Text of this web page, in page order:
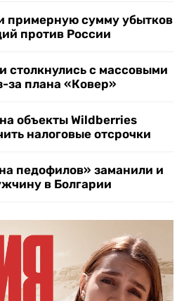
примерную сумму убытков
против России
столкнулись с массовыми
за плана «Ковер»
объекты Wildberries
налоговые отсрочки
педофилов» заманили и
в Болгарии